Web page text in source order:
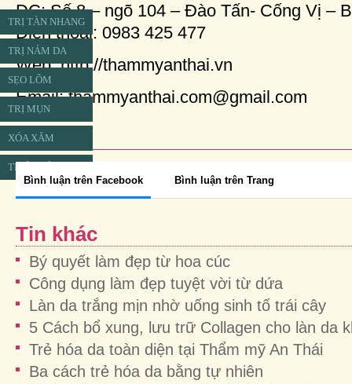
TRỊ TÀN NHANG
TRỊ NÁM DA
SẸO LÕM
TRỊ MỤN
XÓA XĂM
TRIỆT LÔNG
ĐC: Số 8 – ngõ 104 – Đào Tấn- Cống Vị –
Điện thoại: 0983 425 477
Web: http://thammyanthai.vn
Email: thammyanthai.com@gmail.com
Bình luận trên Facebook Bình luận trên Trang
Tin khác
Bý quyết làm đẹp từ hoa cúc
Công dụng làm đẹp tuyệt vời từ dứa
Làn da trắng mịn nhờ uống sinh tố trái cây
5 Cách bổ xung, lưu trữ Collagen cho làn da
Trẻ hóa da toàn diện tại Thẩm mỹ An Thái
Ba cách trẻ hóa da bằng tự nhiên